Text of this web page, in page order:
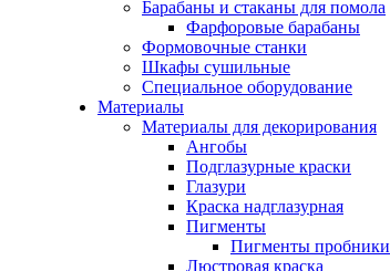
Барабаны и стаканы для помола
Фарфоровые барабаны
Формовочные станки
Шкафы сушильные
Специальное оборудование
Материалы
Материалы для декорирования
Ангобы
Подглазурные краски
Глазури
Краска надглазурная
Пигменты
Пигменты пробники
Люстровая краска